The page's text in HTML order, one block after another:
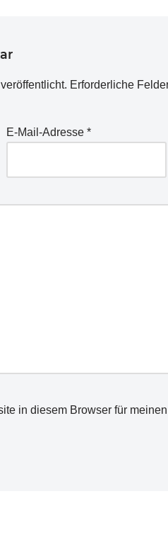
Erforderliche
E-Mail-Adresse*
in diesem Browser für